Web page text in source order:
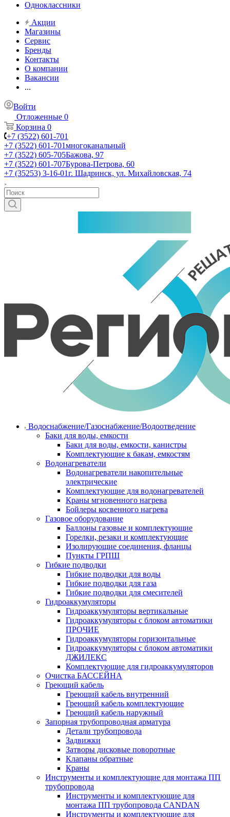
Одноклассники
Акции
Магазины
Сервис
Бренды
Контакты
О компании
Вакансии
...
Войти
Отложенные 0
Корзина 0
+7 (3522) 601-701
+7 (3522) 601-701многоканальный
+7 (3522) 605-705Бажова, 97
+7 (3522) 601-707Бурова-Петрова, 60
+7 (35253) 3-16-01г. Шадринск, ул. Михайловская, 74
Водоснабжение/Газоснабжение/Водоотведение
Баки для воды, емкости
Баки для воды, емкости, канистры
Комплектующие к бакам, емкостям
Водонагреватели
Водонагреватели накопительные
электрические
Комплектующие для водонагревателей
Краны мгновенного нагрева
Бойлеры косвенного нагрева
Газовое оборудование
Баллоны газовые и комплектующие
Горелки, резаки и комплектующие
Изолирующие соединения, фланцы
Пункты ГРПШ
Гибкие подводки
Гибкие подводки для воды
Гибкие подводки для газа
Гибкие подводки для смесителей
Гидроаккумуляторы
Гидроаккумуляторы вертикальные
Гидроаккумуляторы с блоком автоматики
ПРОЧИЕ
Гидроаккумуляторы горизонтальные
Гидроаккумуляторы с блоком автоматики
ДЖИЛЕКС
Комплектующие для гидроаккумуляторов
Очистка БАССЕЙНА
Греющий кабель
Греющий кабель внутренний
Греющий кабель комплектующие
Греющий кабель наружный
Запорная трубопроводная арматура
Детали трубопровода
Задвижки
Затворы дисковые поворотные
Клапаны обратные
Краны
Инструменты и комплектующие для монтажа ПП
трубопровода
Инструменты и комплектующие для
монтажа ПП трубопровода CANDAN
Инструменты и комплектующие для